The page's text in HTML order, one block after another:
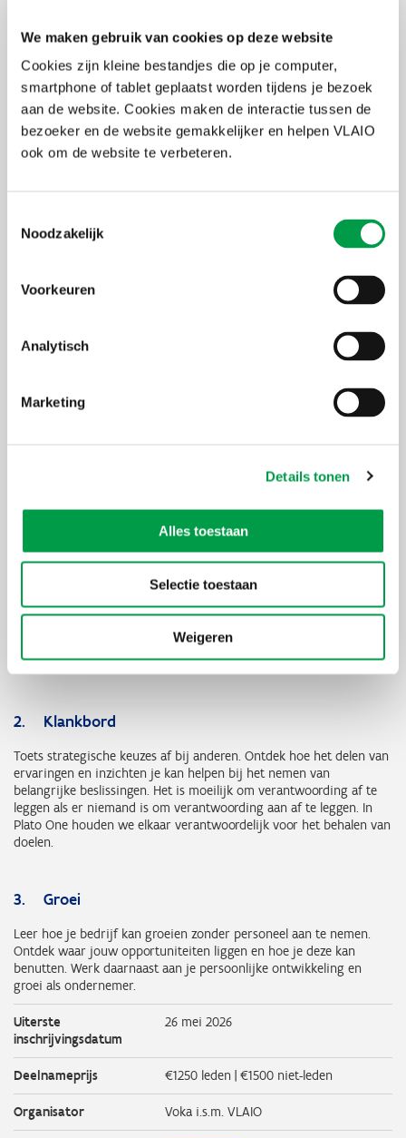
We maken gebruik van cookies op deze website
Cookies zijn kleine bestandjes die op je computer,
smartphone of tablet geplaatst worden tijdens je bezoek
aan de website. Cookies maken de interactie tussen de
bezoeker en de website gemakkelijker en helpen VLAIO
ook om de website te verbeteren.
Noodzakelijk
Voorkeuren
Analytisch
Marketing
Details tonen
Alles toestaan
Selectie toestaan
Weigeren
Prijs-model Hoe kan ik mijn prijsstrategie optimaliseren?
Technologie
Welke technologie kan ik best inzetten voor mijn
bedrijf?
Retentie
Hoe zorg ik dat klanten opnieuw de weg vinden
naar mij?
Welke technieken bestaan er om van uurtje-
factuurtje een recurrente inkomstenstroom te
HR
Wat als ik tijdelijk toch verkies om mensen aan te
Balans
Hoe hou ik mezelf én m’n onderneming in
Productiviteit
Wat biedt Plato One?
Ontmoet andere solopreneurs en bouw een ondersteunend
netwerk op. Deel je uitdagingen, successen en inzichten met
gelijkgestemde individuen die begrijpen wat het betekent om
alleen te ondernemen.
2. Klankbord
Toets strategische keuzes af bij anderen. Ontdek hoe het delen van
ervaringen en inzichten je kan helpen bij het nemen van
belangrijke beslissingen. Het is moeilijk om verantwoording af te
leggen als er niemand is om verantwoording aan af te leggen. In
Plato One houden we elkaar verantwoordelijk voor het behalen van
doelen.
3. Groei
Leer hoe je bedrijf kan groeien zonder personeel aan te nemen.
Ontdek waar jouw opportuniteiten liggen en hoe je deze kan
benutten. Werk daarnaast aan je persoonlijke ontwikkeling en
groei als ondernemer.
Uiterste
inschrijvingsdatum
26 mei 2026
Deelnameprijs €1250 leden | €1500 niet-leden
Organisator Voka i.s.m. VLAIO